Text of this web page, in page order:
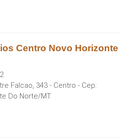
Centro Novo Horizonte
Falcao, 343 - Centro - Cep:
Do Norte/MT